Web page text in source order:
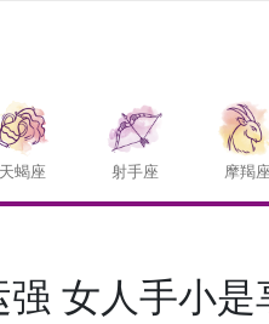
天蝎座 射手座 摩羯
女人手小